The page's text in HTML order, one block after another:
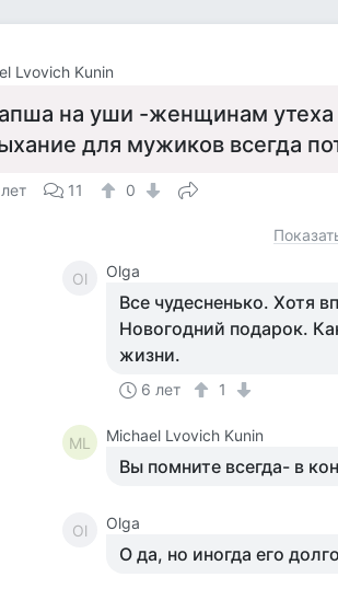
Lvovich Kunin
на уши -женщинам утеха
для мужиков всегда
11 0
Ol Olga
Все чудесненько. Хотя
Новогодний подарок.
жизни.
6 лет 1
ML Michael Lvovich Kunin
Вы помните всегда- в
Ol Olga
О да, но иногда его